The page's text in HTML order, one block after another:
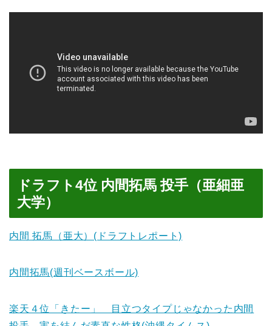
ドラフト4位 内間拓馬 投手（亜細亜
大学）
内間 拓馬（亜大）(ドラフトレポート)
内間拓馬(週刊ベースボール)
楽天４位「きたー」 目立つタイプじゃなかった内間